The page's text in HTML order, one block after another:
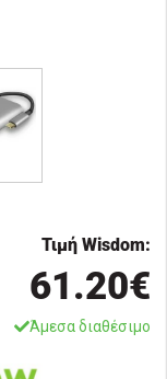
Τιμή Wisdom:
61.20€
Άμεσα διαθέσιμο